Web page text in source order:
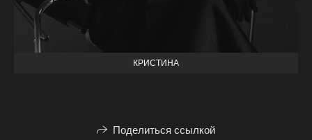
КРИСТИНА
Поделиться ссылкой